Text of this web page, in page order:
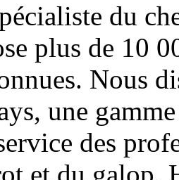
du
plus de 10
Nous
une
des